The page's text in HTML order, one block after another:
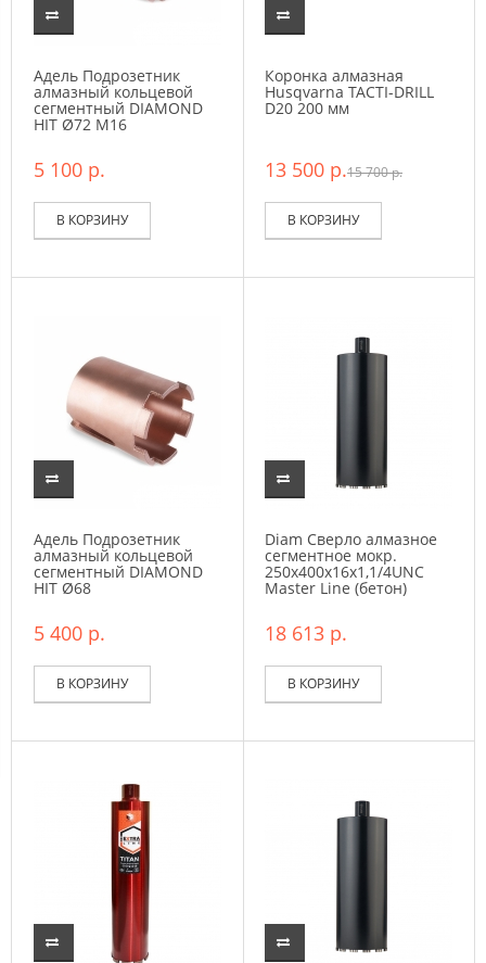
Адель Подрозетник
алмазный кольцевой
сегментный DIAMOND
HIT Ø72 М16
5 100 р.
В КОРЗИНУ
Коронка алмазная
Husqvarna TACTI-DRILL
D20 200 мм
13 500 р.15 700 р.
В КОРЗИНУ
Адель Подрозетник
алмазный кольцевой
сегментный DIAMOND
HIT Ø68
5 400 р.
В КОРЗИНУ
Diam Сверло алмазное
сегментное мокр.
250x400х16x1,1/4UNC
Master Line (бетон)
18 613 р.
В КОРЗИНУ